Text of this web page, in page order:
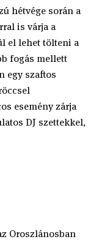
hétvége során a
is várja a
el lehet tölteni a
fogás mellett
egy szaftos
esemény zárja
DJ szettekkel,